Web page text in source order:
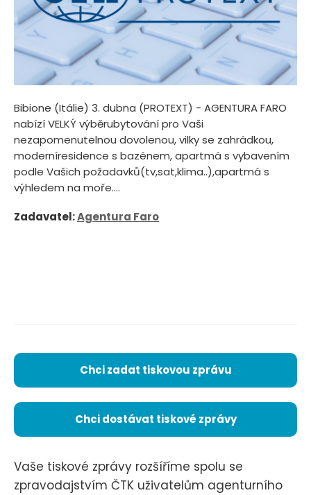
Bibione (Itálie) 3. dubna (PROTEXT) - AGENTURA FARO
nabízí VELKÝ výběrubytování pro Vaši
nezapomenutelnou dovolenou, vilky se zahrádkou,
moderníresidence s bazénem, apartmá s vybavením
podle Vašich požadavků(tv,sat,klima..),apartmá s
výhledem na moře....
Zadavatel:Agentura Faro
Chci zadat tiskovou zprávu
Chci dostávat tiskové zprávy
Vaše tiskové zprávy rozšíříme spolu se
zpravodajstvím ČTK uživatelům agenturního